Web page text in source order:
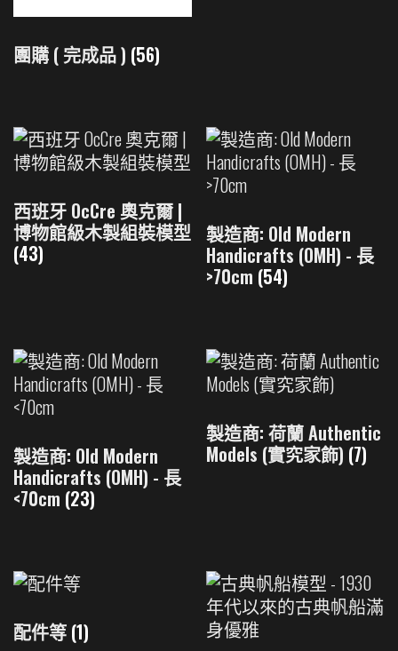
團購 ( 完成品 ) (56)
西班牙 OcCre 奧克爾 |
博物館級木製組裝模型
(43)
製造商: Old Modern
Handicrafts (OMH) - 長
>70cm (54)
製造商: Old Modern
Handicrafts (OMH) - 長
<70cm (23)
製造商: 荷蘭 Authentic
Models (實究家飾) (7)
配件等 (1)